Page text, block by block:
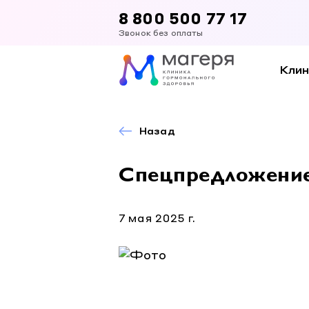
8 800 500 77 17
Звонок без оплаты
Назад
7 мая 2025 г.